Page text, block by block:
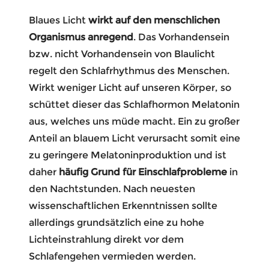
Blaues Licht wirkt auf den menschlichen
Organismus anregend . Das Vorhandensein
bzw. nicht Vorhandensein von Blaulicht
regelt den Schlafrhythmus des Menschen.
Wirkt weniger Licht auf unseren Körper, so
schüttet dieser das Schlafhormon Melatonin
aus, welches uns müde macht. Ein zu großer
Anteil an blauem Licht verursacht somit eine
zu geringere Melatoninproduktion und ist
daher häufig Grund für Einschlafprobleme in
den Nachtstunden. Nach neuesten
wissenschaftlichen Erkenntnissen sollte
allerdings grundsätzlich eine zu hohe
Lichteinstrahlung direkt vor dem
Schlafengehen vermieden werden.